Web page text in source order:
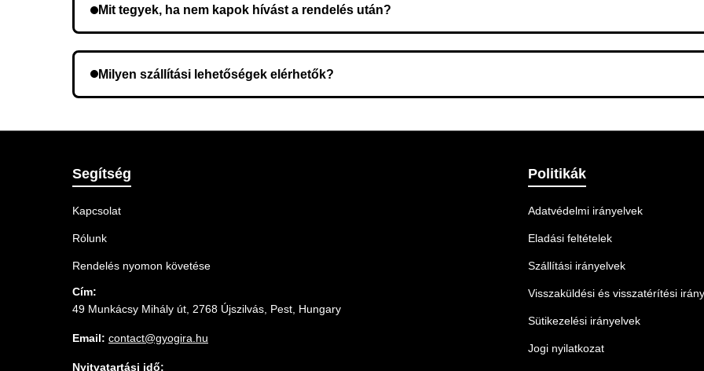
Mit tegyek, ha nem kapok hívást a rendelés után?
Milyen szállítási lehetőségek elérhetők?
Segítség
Kapcsolat
Rólunk
Rendelés nyomon követése
Cím:
49 Munkácsy Mihály út, 2768 Újszilvás, Pest, Hungary
Email: contact@gyogira.hu
Nyitvatartási idő:
Politikák
Adatvédelmi irányelvek
Eladási feltételek
Szállítási irányelvek
Visszaküldési és visszatérítési
Sütikezelési irányelvek
Jogi nyilatkozat